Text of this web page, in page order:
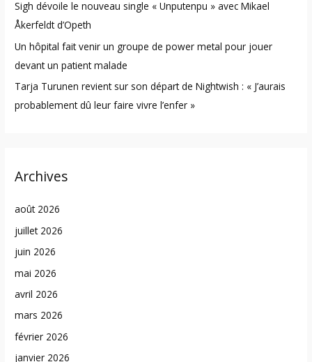
Sigh dévoile le nouveau single « Unputenpu » avec Mikael
Åkerfeldt d’Opeth
Un hôpital fait venir un groupe de power metal pour jouer
devant un patient malade
Tarja Turunen revient sur son départ de Nightwish : « J’aurais
probablement dû leur faire vivre l’enfer »
Archives
août 2026
juillet 2026
juin 2026
mai 2026
avril 2026
mars 2026
février 2026
janvier 2026